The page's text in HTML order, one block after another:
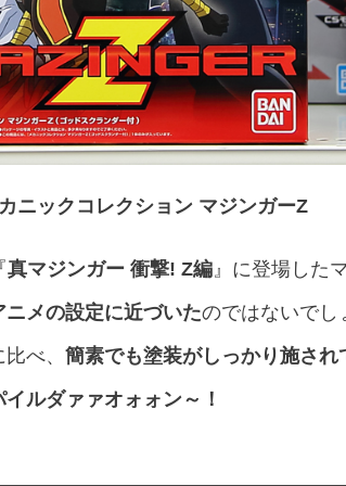
ニックコレクション マジンガーZ
真マジンガー 衝撃! Z編 』に登場した
ニメの設定に近づいたのではないでし
べ、 簡素でも塗装がしっかり施さ
イルダァァオォォン～！